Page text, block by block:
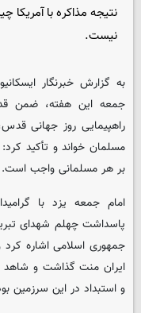
نتیجه مذاکره با آمریکا
نیست.
به گزارش خبرنگار
جمعه این هفته، ضمن
راهپیمایی روز جهانی
مسلمان خواند و تأکید
بر هر مسلمانی واجب است.
امام جمعه یزد با
پاسداشت چهلم شهدای
جمهوری اسلامی اشاره
ایران منت گذاشت و شاهد
و استبداد در این سرزمین